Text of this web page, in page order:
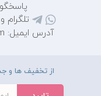
تلگرام و
آدرس ایمیل: mihantarh@yahoo.com
از تخفیف ها و